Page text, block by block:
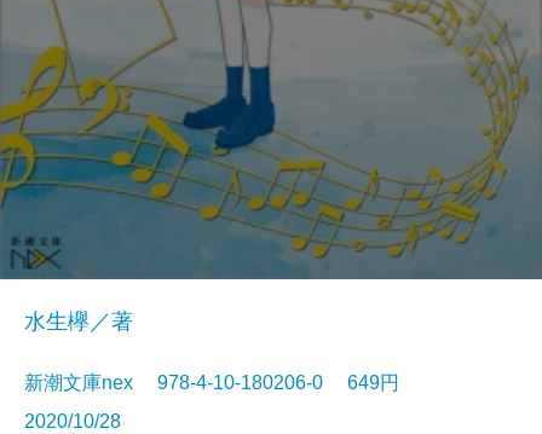
水生欅／著
新潮文庫nex 978-4-10-180206-0 649円
2020/10/28